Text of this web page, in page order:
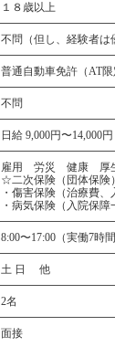
１８歳以上
不問（但し、経験者は
普通自動車免許（AT限
不問
日給 9,000円〜14,000円
雇用 労災 健康 厚
☆二次保険（団体保
・傷害保険（治療費、
・病気保険（入院保障
8:00〜17:00（実働7時間
土 日 他
2名
面接